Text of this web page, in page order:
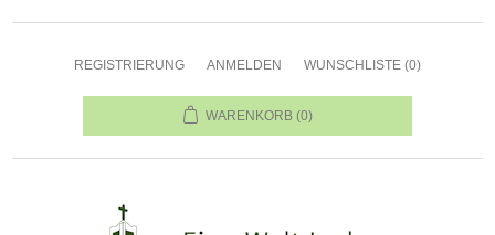
REGISTRIERUNG ANMELDEN WUNSCHLISTE (0)
WARENKORB (0)